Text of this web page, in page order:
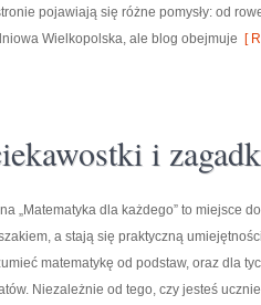
pojawiają się różne pomysły: od
Wielkopolska, ale blog obejmuje [
i
„Matematyka dla każdego” to miejsce
a stają się praktyczną
matematykę od podstaw, oraz dla
Niezależnie od tego, czy jesteś